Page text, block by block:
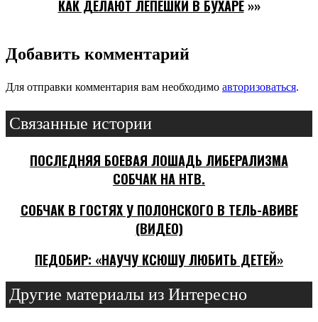
КАК ДЕЛАЮТ ЛЕПЕШКИ В БУХАРЕ»»
Добавить комментарий
Для отправки комментария вам необходимо авторизоваться.
Связанные истории
ПОСЛЕДНЯЯ БОЕВАЯ ЛОШАДЬ ЛИБЕРАЛИЗМА
СОБЧАК НА НТВ.
СОБЧАК В ГОСТЯХ У ПОЛОНСКОГО В ТЕЛЬ-АВИВЕ
(ВИДЕО)
ПЕДОБИР: «НАУЧУ КСЮШУ ЛЮБИТЬ ДЕТЕЙ»
Другие материалы из Интересно